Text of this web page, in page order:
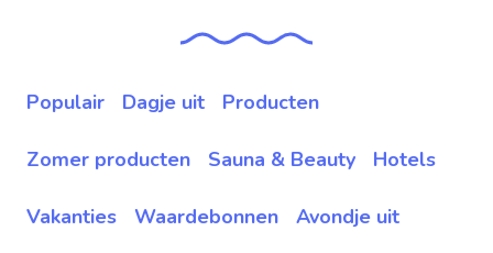
Populair Dagje uit Producten
Zomer producten Sauna & Beauty Hotels
Vakanties Waardebonnen Avondje uit